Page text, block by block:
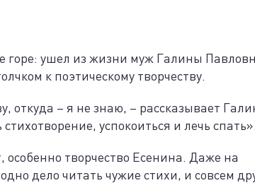
горе: ушел из жизни муж Галины
к поэтическому творчеству.
откуда – я не знаю, – рассказывает
успокоиться и лечь
особенно творчество Есенина. Даже на
дело читать чужие стихи, и совсем